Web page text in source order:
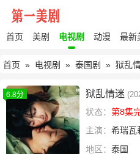
首页 美剧 电视剧 动漫 最新
首页 » 电视剧 » 泰国剧 » 狱乱
6.8分 狱乱情迷
状态： 第8集
主演： 希瑞瓦
地区： 泰国